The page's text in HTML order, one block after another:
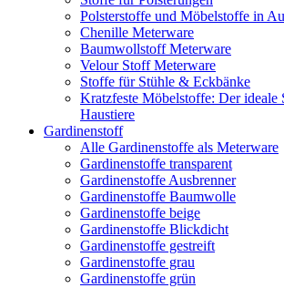
Polsterstoffe und Möbelstoffe in
Chenille Meterware
Baumwollstoff Meterware
Velour Stoff Meterware
Stoffe für Stühle & Eckbänke
Kratzfeste Möbelstoffe: Der
Haustiere
Gardinenstoff
Alle Gardinenstoffe als Meterware
Gardinenstoffe transparent
Gardinenstoffe Ausbrenner
Gardinenstoffe Baumwolle
Gardinenstoffe beige
Gardinenstoffe Blickdicht
Gardinenstoffe gestreift
Gardinenstoffe grau
Gardinenstoffe grün